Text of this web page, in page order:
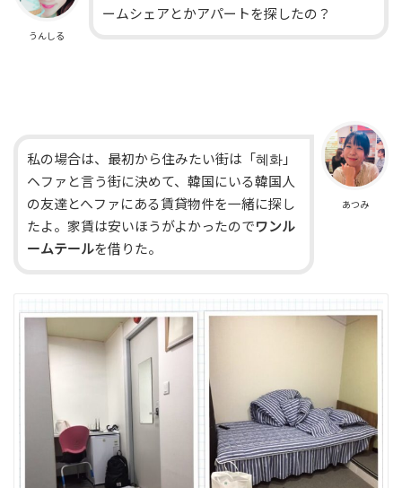
うんしる
ームシェアとかアパートを探したの？
あつみ
私の場合は、最初から住みたい街は「혜화」
ヘファと言う街に決めて、韓国にいる韓国人
の友達とへファにある賃貸物件を一緒に探し
たよ。家賃は安いほうがよかったのでワンル
ームテールを借りた。